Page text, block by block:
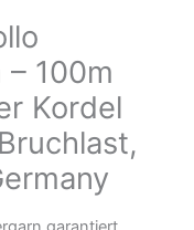
100m
Kordel